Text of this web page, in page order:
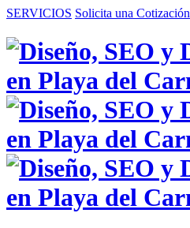
SERVICIOS Solicita una Cotización